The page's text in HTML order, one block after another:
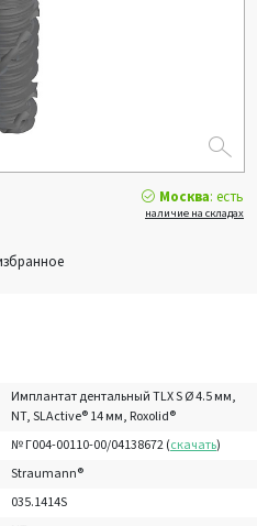
Имплантат дентальный TLX S Ø 4.5 мм,
NT, SLActive® 14 мм, Roxolid®
№ Г004-00110-00/04138672 (скачать)
Straumann®
035.1414S
Москва: есть
наличие на складах